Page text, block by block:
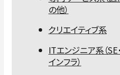
の他）
クリエイティブ系
ITエンジニア系（SE
インフラ）